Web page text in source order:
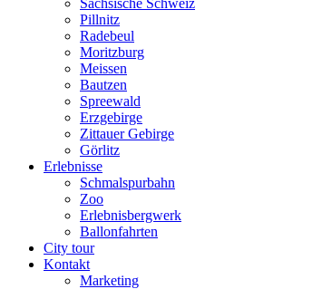
Sächsische Schweiz
Pillnitz
Radebeul
Moritzburg
Meissen
Bautzen
Spreewald
Erzgebirge
Zittauer Gebirge
Görlitz
Erlebnisse
Schmalspurbahn
Zoo
Erlebnisbergwerk
Ballonfahrten
City tour
Kontakt
Marketing